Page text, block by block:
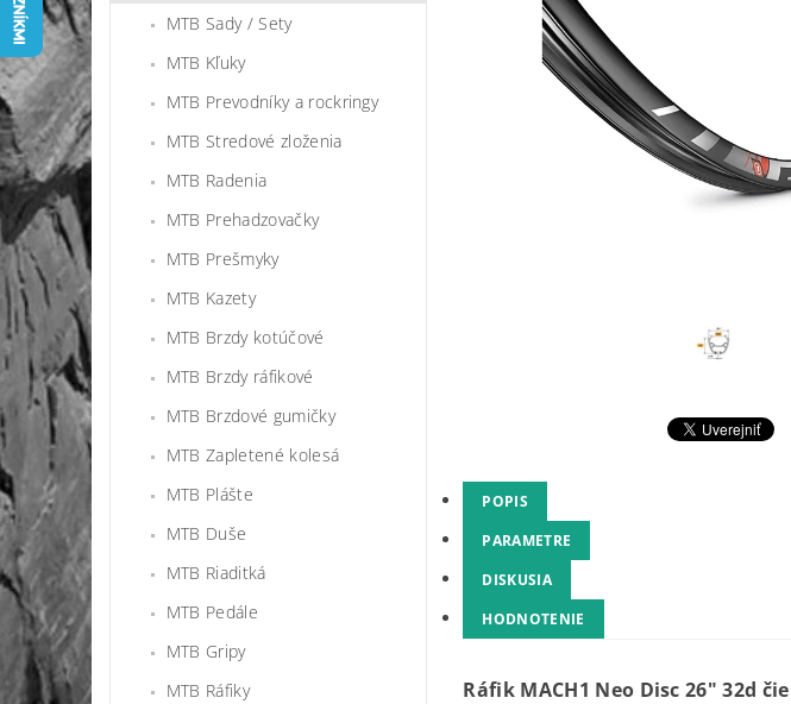
MTB Sady / Sety
MTB Kľuky
MTB Prevodníky a rockringy
MTB Stredové zloženia
MTB Radenia
MTB Prehadzovačky
MTB Prešmyky
MTB Kazety
MTB Brzdy kotúčové
MTB Brzdy ráfikové
MTB Brzdové gumičky
MTB Zapletené kolesá
MTB Plášte
MTB Duše
MTB Riaditká
MTB Pedále
MTB Gripy
MTB Ráfiky
POPIS
PARAMETRE
DISKUSIA
HODNOTENIE
Ráfik MACH1 Neo Disc 26" 32d